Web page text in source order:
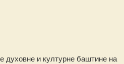
духовне и културне баштине на